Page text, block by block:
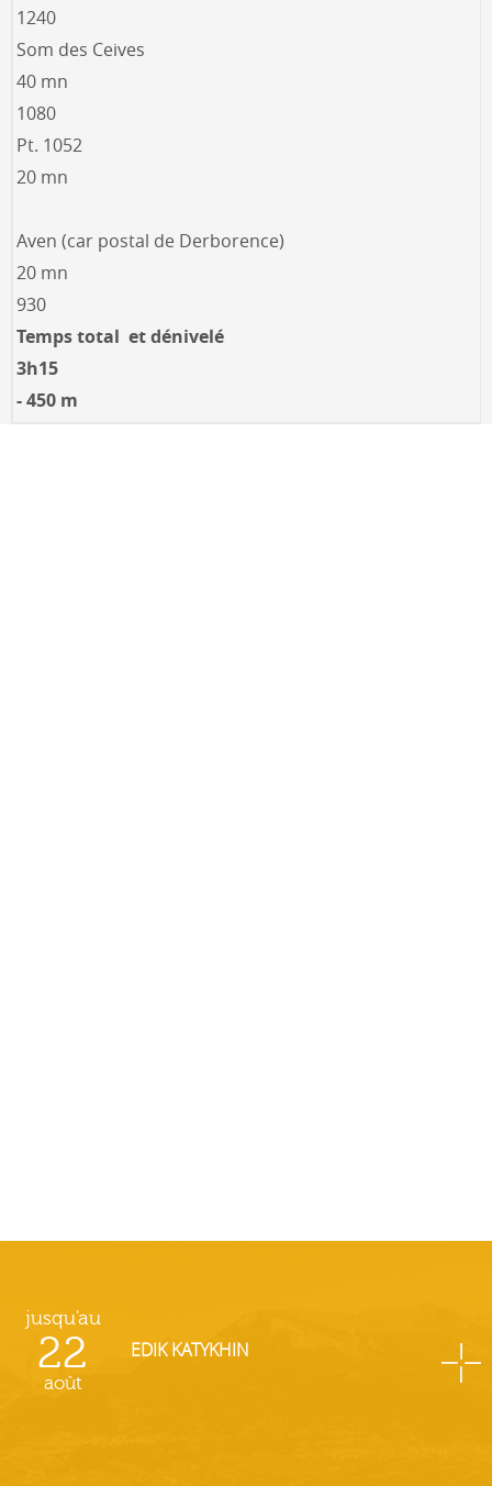
1240
Som des Ceives
40 mn
1080
Pt. 1052
20 mn
Aven (car postal de Derborence)
20 mn
930
Temps total et dénivelé
3h15
- 450 m
jusqu'au
22
août
EDIK KATYKHIN